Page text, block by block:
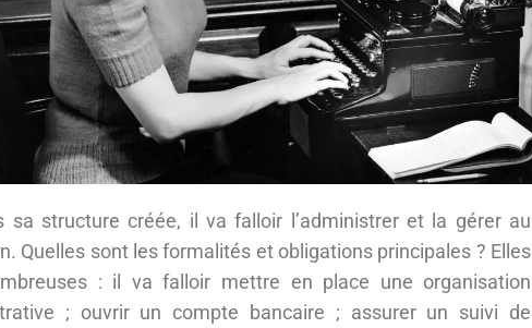
sa structure créée, il va falloir l’administrer et la gérer au
Quelles sont les formalités et obligations principales ? Elles
: il va falloir mettre en place une organisation
; ouvrir un compte bancaire ; assurer un suivi de